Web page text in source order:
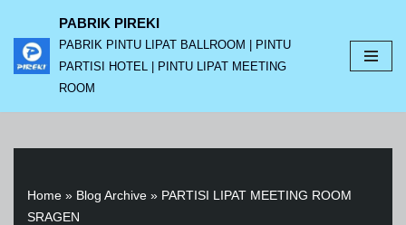
Lompat
ke
PABRIK PIREKI
PABRIK PINTU LIPAT BALLROOM | PINTU
PARTISI HOTEL | PINTU LIPAT MEETING
ROOM
Home » Blog Archive » PARTISI LIPAT MEETING ROOM
SRAGEN